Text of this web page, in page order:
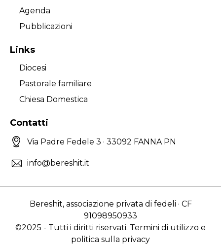
Agenda
Pubblicazioni
Links
Diocesi
Pastorale familiare
Chiesa Domestica
Contatti
Via Padre Fedele 3 · 33092 FANNA PN
info@bereshit.it
Bereshit, associazione privata di fedeli · CF
91098950933
©2025 - Tutti i diritti riservati. Termini di utilizzo e
politica sulla privacy